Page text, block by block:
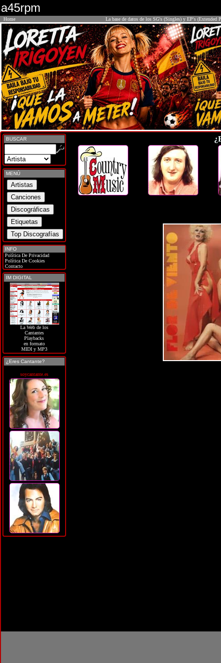
a45rpm
Home La base de datos de los SG's (Singles) y EP's (Extended
BUSCAR
MENÚ
INFO
Política De Privacidad
Política De Cookies
Contacto
IM DIGITAL
La Web de los
Cantantes
Playbacks
en formato
MIDI y MP3
¿Eres Cantante?
soycantante.es